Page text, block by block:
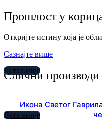
Прошлост у
Откријте истину која је
Сазнајте више
Слични производи
Детаљније
Икона Светог
Детаљније